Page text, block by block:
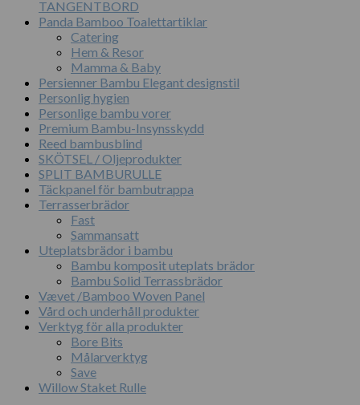
TANGENTBORD
Panda Bamboo Toalettartiklar
Catering
Hem & Resor
Mamma & Baby
Persienner Bambu Elegant designstil
Personlig hygien
Personlige bambu vorer
Premium Bambu-Insynsskydd
Reed bambusblind
SKÖTSEL / Oljeprodukter
SPLIT BAMBURULLE
Täckpanel för bambutrappa
Terrasserbrädor
Fast
Sammansatt
Uteplatsbrädor i bambu
Bambu komposit uteplats brädor
Bambu Solid Terrassbrädor
Vævet /Bamboo Woven Panel
Vård och underhåll produkter
Verktyg för alla produkter
Bore Bits
Målarverktyg
Save
Willow Staket Rulle